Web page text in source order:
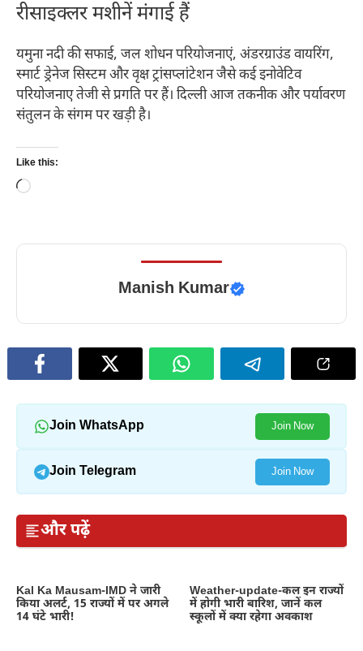
रीसाइक्लर मशीनें मंगाई हैं
यमुना नदी की सफाई, जल शोधन परियोजनाएं, अंडरग्राउंड वायरिंग,
स्मार्ट ड्रेनेज सिस्टम और वृक्ष ट्रांसप्लांटेशन जैसे कई इनोवेटिव
परियोजनाए तेजी से प्रगति पर हैं। दिल्ली आज तकनीक और पर्यावरण
संतुलन के संगम पर खड़ी है।
Like this:
Loading…
Manish Kumar
Join WhatsApp Join Now
Join Telegram Join Now
और पढ़ें
Kal Ka Mausam-IMD ने जारी
किया अलर्ट, 15 राज्यों में पर अगले
14 घंटे भारी!
Weather-update-कल इन राज्यों
में होगी भारी बारिश, जानें कल
स्कूलों में क्या रहेगा अवकाश